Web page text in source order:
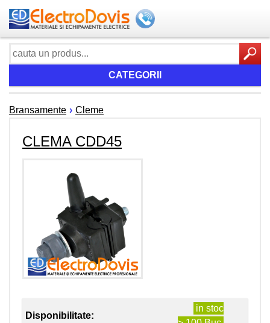
CATEGORII
Bransamente › Cleme
CLEMA CDD45
Disponibilitate:
in stoc